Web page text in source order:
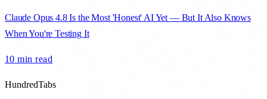
Claude Opus 4.8 Is the Most 'Honest' AI Yet — But It Also Knows
When You're Testing It
10 min read
HundredTabs